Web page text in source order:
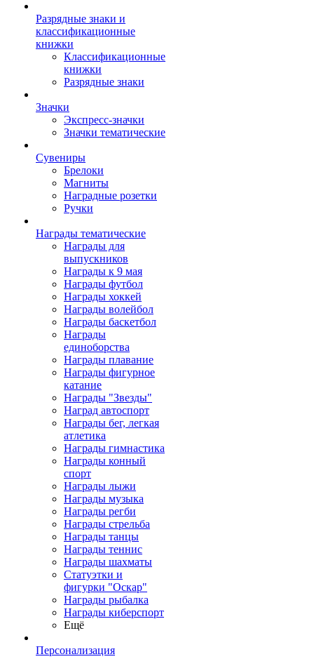
Разрядные знаки и
классификационные
книжки
Классификационные
книжки
Разрядные знаки
Значки
Экспресс-значки
Значки тематические
Сувениры
Брелоки
Магниты
Наградные розетки
Ручки
Награды тематические
Награды для
выпускников
Награды к 9 мая
Награды футбол
Награды хоккей
Награды волейбол
Награды баскетбол
Награды
единоборства
Награды плавание
Награды фигурное
катание
Награды "Звезды"
Наград автоспорт
Награды бег, легкая
атлетика
Награды гимнастика
Награды конный
спорт
Награды лыжи
Награды музыка
Награды регби
Награды стрельба
Награды танцы
Награды теннис
Награды шахматы
Статуэтки и
фигурки "Оскар"
Награды рыбалка
Награды киберспорт
Ещё
Персонализация